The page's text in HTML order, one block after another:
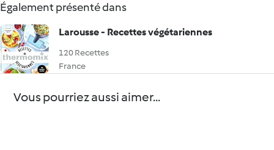
Également présenté dans
Larousse - Recettes végétariennes
120 Recettes
France
Vous pourriez aussi aimer...